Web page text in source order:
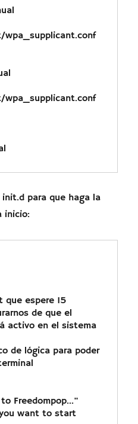
para que haga la
inicio:
que espere 15
de que el
activo en el sistema
de lógica para poder